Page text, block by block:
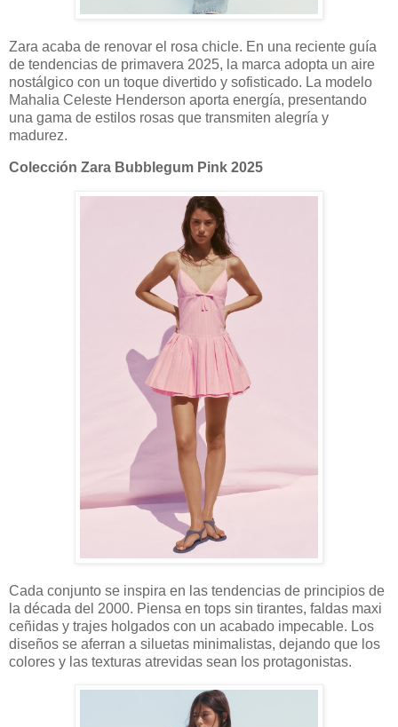
Zara acaba de renovar el rosa chicle. En una reciente guía
de tendencias de primavera 2025, la marca adopta un aire
nostálgico con un toque divertido y sofisticado. La modelo
Mahalia Celeste Henderson aporta energía, presentando
una gama de estilos rosas que transmiten alegría y
madurez.
Colección Zara Bubblegum Pink 2025
Cada conjunto se inspira en las tendencias de principios de
la década del 2000. Piensa en tops sin tirantes, faldas maxi
ceñidas y trajes holgados con un acabado impecable. Los
diseños se aferran a siluetas minimalistas, dejando que los
colores y las texturas atrevidas sean los protagonistas.